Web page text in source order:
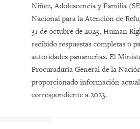
Niñez, Adolescencia y Familia
Nacional para la Atención de
31 de octubre de 2023, Human
recibido respuestas completas o
autoridades panameñas. El
Procuraduría General de la
proporcionado información
correspondiente a 2023.